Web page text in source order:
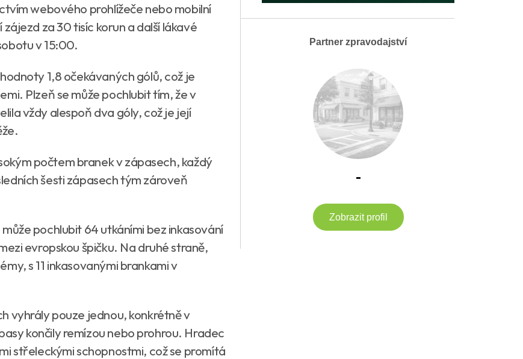
webového prohlížeče nebo mobilní
za 30 tisíc korun a další lákavé
v 15:00.
1,8 očekávaných gólů, což je
Plzeň se může pochlubit tím, že v
vždy alespoň dva góly, což je její
počtem branek v zápasech, každý
šesti zápasech tým zároveň
pochlubit 64 utkáními bez inkasování
evropskou špičku. Na druhé straně,
s 11 inkasovanými brankami v
vyhrály pouze jednou, konkrétně v
končily remízou nebo prohrou. Hradec
střeleckými schopnostmi, což se promítá
Partner zpravodajství
-
Zobrazit profil